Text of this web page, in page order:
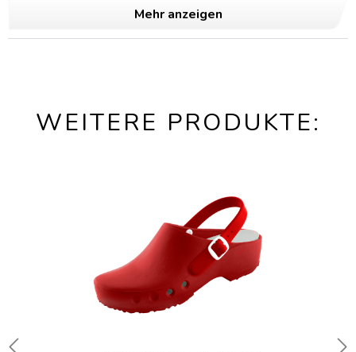
Mehr anzeigen
WEITERE PRODUKTE: